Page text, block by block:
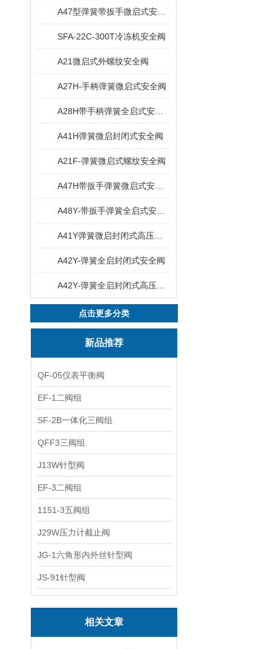
SFA-22C-300T冷冻机安全阀
A21微启式外螺纹安全阀
A27H-手柄弹簧微启式安全阀
A41H弹簧微启封闭式安全阀
A21F-弹簧微启式螺纹安全阀
A42Y-弹簧全启封闭式安全阀
点击更多分类
新品推荐
QF-05仪表平衡阀
EF-1二阀组
SF-2B一体化三阀组
QFF3三阀组
J13W针型阀
EF-3二阀组
1151-3五阀组
J29W压力计截止阀
JG-1六角形内外丝针型阀
JS-91针型阀
相关文章